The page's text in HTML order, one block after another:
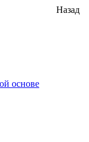
Назад
основе